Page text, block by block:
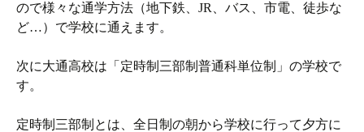
ので様々な通学方法（地下鉄、JR、バス、市電、徒歩な
ど…）で学校に通えます。
次に大通高校は「定時制三部制普通科単位制」の学校で
す。
定時制三部制とは、全日制の朝から学校に行って夕方に